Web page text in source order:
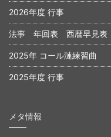
2026年度 行事
法事 年回表 西暦早見表
2025年 コール漣練習曲
2025年度 行事
メタ情報